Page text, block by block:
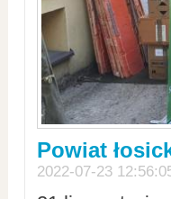
Powiat
2022-07-23